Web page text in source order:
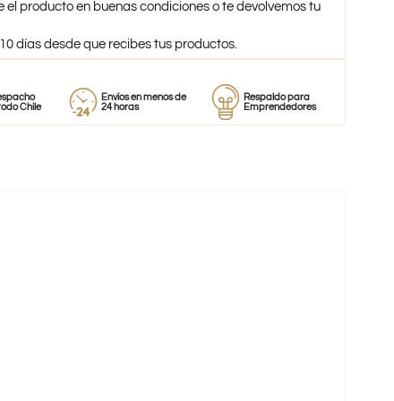
el producto en buenas condiciones o te devolvemos tu
días desde que recibes tus productos.
Envíos en menos de
24 horas
Respaldo para
Emprendedores